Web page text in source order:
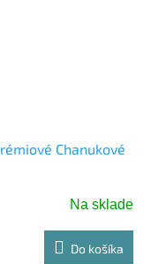
Chanukové
Na sklade
Do košíka